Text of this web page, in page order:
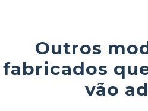
Outros
fabricados
vão